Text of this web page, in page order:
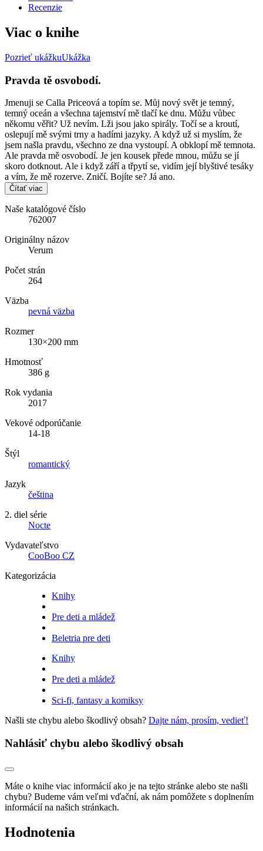
Recenzie
Viac o knihe
Pozrieť ukážkuUkážka
Pravda tě osvobodí.
Jmenuji se Calla Priceová a topím se. Můj nový svět je temný,
temný oceán a všechna tajemství mě tlačí ke dnu. Můžu vůbec
někomu věřit? Už nevím. Lži jsou jako spirály. Točí se a kroutí,
oslepují mě svými trny a hadími jazyky. A když už si myslím, že
jsem našla pravdu, všechno ze dna vystoupí. A obklopí mě temnota.
Ale pravda mě osvobodí. Je jen kousek přede mnou, můžu se jí
skoro dotknout. Ale i když září a třpytí se, vidím její blyštivé tesáky
a vím, že mě rozerve. Zničí. Bojíte se? Já ano.
Čítať viac
Naše katalógové číslo
762007
Originálny názov
Verum
Počet strán
264
Väzba
pevná väzba
Rozmer
130×200 mm
Hmotnosť
386 g
Rok vydania
2017
Vekové odporúčanie
14-18
Štýl
romantický
Jazyk
čeština
2. diel série
Nocte
Vydavateľstvo
CooBoo CZ
Kategorizácia
Knihy
Pre deti a mládež
Beletria pre deti
Knihy
Pre deti a mládež
Sci-fi, fantasy a komiksy
Našli ste chybu alebo škodlivý obsah? Dajte nám, prosím, vedieť!
Nahlásiť chybu alebo škodlivý obsah
Máte o knihe viac informácií ako je na tejto stránke alebo ste našli
chybu? Budeme vám veľmi vďační, ak nám pomôžete s doplnením
informácií na našich stránkach.
Hodnotenia